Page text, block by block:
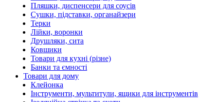
Пляшки, диспенсери для соусів
Сушки, підставки, органайзери
Терки
Лійки, воронки
Друшляки, сита
Ковшики
Товари для кухні (різне)
Банки та ємності
Товари для дому
Клейонка
Інструменти, мультитули, ящики для інструментів